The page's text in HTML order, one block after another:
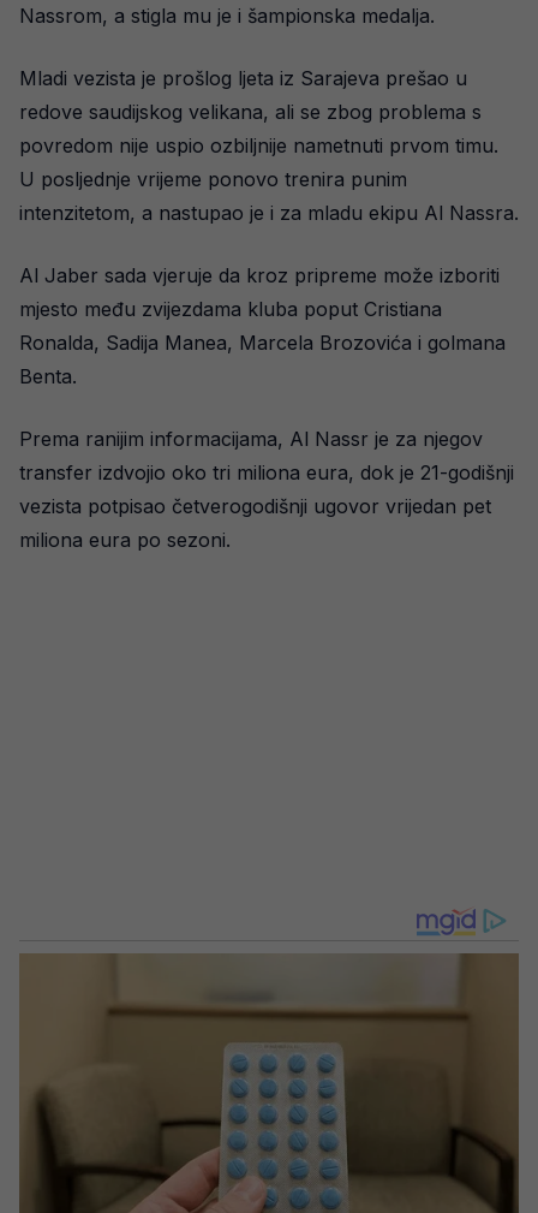
Nassrom, a stigla mu je i šampionska medalja.
Mladi vezista je prošlog ljeta iz Sarajeva prešao u
redove saudijskog velikana, ali se zbog problema s
povredom nije uspio ozbiljnije nametnuti prvom timu.
U posljednje vrijeme ponovo trenira punim
intenzitetom, a nastupao je i za mladu ekipu Al Nassra.
Al Jaber sada vjeruje da kroz pripreme može izboriti
mjesto među zvijezdama kluba poput Cristiana
Ronalda, Sadija Manea, Marcela Brozovića i golmana
Benta.
Prema ranijim informacijama, Al Nassr je za njegov
transfer izdvojio oko tri miliona eura, dok je 21-godišnji
vezista potpisao četverogodišnji ugovor vrijedan pet
miliona eura po sezoni.